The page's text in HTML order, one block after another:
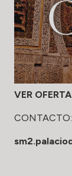
VER OFERTA
CONTACTO: